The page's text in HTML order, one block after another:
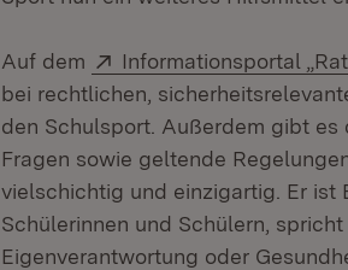
Auf dem Extern:
Informationsportal
bei rechtlichen,
den Schulsport. Außerdem gibt
Fragen sowie geltende
vielschichtig und einzigartig. Er ist
Schülerinnen und Schülern,
Eigenverantwortung oder